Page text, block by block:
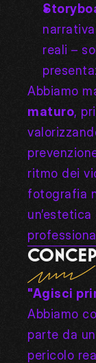
reali –
Abbiamo
maturo,
ritmo dei
fotografia
"Agisci
Abbiamo
parte da
pericolo